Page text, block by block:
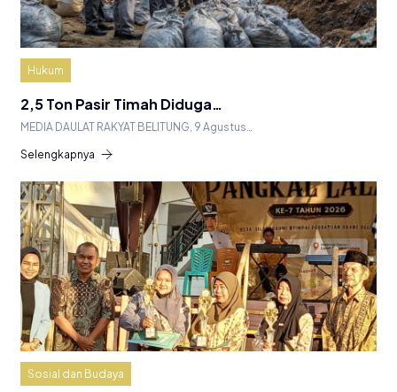
Hukum
2,5 Ton Pasir Timah Diduga…
MEDIA DAULAT RAKYAT BELITUNG, 9 Agustus…
Selengkapnya
Sosial dan Budaya